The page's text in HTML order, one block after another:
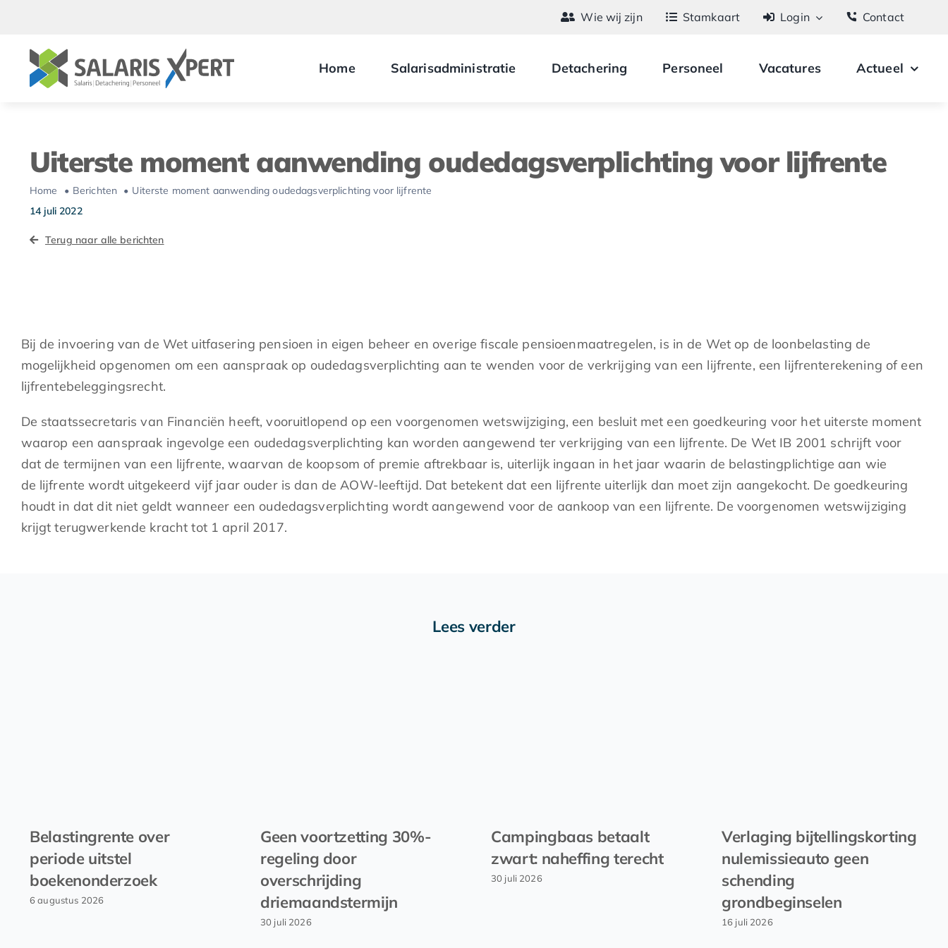
inhoud
Wie wij zijn Stamkaart Login Contact
Home Salarisadministratie Detachering Personeel Vacatures Actueel
Uiterste moment aanwending oudedagsverplichting voor lijfrente
Home Berichten
Uiterste moment aanwending oudedagsverplichting voor lijfrente
14 juli 2022
Terug naar alle berichten
Bij de invoering van de Wet uitfasering pensioen in eigen beheer en overige fiscale pensioenmaatregelen, is in de Wet op de loonbelasting de
mogelijkheid opgenomen om een aanspraak op oudedagsverplichting aan te wenden voor de verkrijging van een lijfrente, een lijfrenterekening of een
lijfrentebeleggingsrecht.
De staatssecretaris van Financiën heeft, vooruitlopend op een voorgenomen wetswijziging, een besluit met een goedkeuring voor het uiterste moment
waarop een aanspraak ingevolge een oudedagsverplichting kan worden aangewend ter verkrijging van een lijfrente. De Wet IB 2001 schrijft voor
dat de termijnen van een lijfrente, waarvan de koopsom of premie aftrekbaar is, uiterlijk ingaan in het jaar waarin de belastingplichtige aan wie
de lijfrente wordt uitgekeerd vijf jaar ouder is dan de AOW-leeftijd. Dat betekent dat een lijfrente uiterlijk dan moet zijn aangekocht. De goedkeuring
houdt in dat dit niet geldt wanneer een oudedagsverplichting wordt aangewend voor de aankoop van een lijfrente. De voorgenomen wetswijziging
krijgt terugwerkende kracht tot 1 april 2017.
Lees verder
Belastingrente over
periode uitstel
boekenonderzoek
6 augustus 2026
Geen voortzetting 30%-
regeling door
overschrijding
driemaandstermijn
30 juli 2026
Campingbaas betaalt
zwart: naheffing terecht
30 juli 2026
Verlaging bijtellingskorting
nulemissieauto geen
schending
grondbeginselen
16 juli 2026